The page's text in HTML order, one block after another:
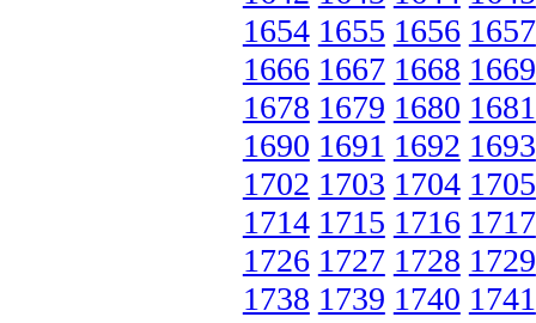
1654 1655 1656 1657
1666 1667 1668 1669
1678 1679 1680 1681
1690 1691 1692 1693
1702 1703 1704 1705
1714 1715 1716 1717
1726 1727 1728 1729
1738 1739 1740 1741